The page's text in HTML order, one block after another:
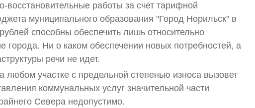
работы за счет тарифной
муниципального образования "Город Норильск" в
способны обеспечить лишь относительно
города. Ни о каком обеспечении новых потребностей, а
речи не идет.
любом участке с предельной степенью износа вызовет
коммунальных услуг значительной части
Севера недопустимо.